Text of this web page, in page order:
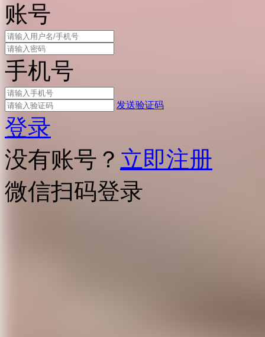
账号
手机号
发送验证码
登录
没有账号？ 立即注册
微信扫码登录